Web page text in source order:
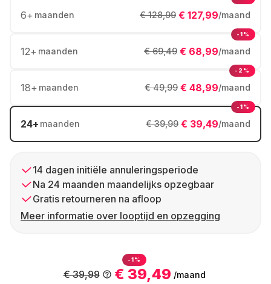
6+ maanden € 127,99/maand
€ 128,99
12+ maanden € 68,99/maand
€ 69,49
-1%
18+ maanden € 48,99/maand
€ 49,99
-2%
24+ maanden € 39,49/maand
€ 39,99
-1%
14 dagen initiële annuleringsperiode
Na 24 maanden maandelijks opzegbaar
Gratis retourneren na afloop
Meer informatie over looptijd en opzegging
-1%
€ 39,49 /maand
€ 39,99